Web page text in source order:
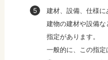
建材、設備、仕様
建物の建材や設備
指定があります。
一般的に、この指